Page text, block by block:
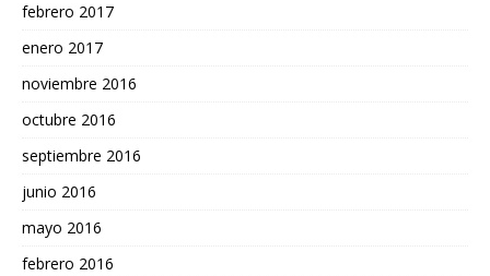
febrero 2017
enero 2017
noviembre 2016
octubre 2016
septiembre 2016
junio 2016
mayo 2016
febrero 2016